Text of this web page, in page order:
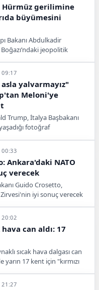
Hürmüz gerilimine
büyümesini
Bakanı Abdulkadir
jeopolitik
2026’nın ilk yarısında
açıkladı. Ocak-
yük elleçleme yüzde 1,5,
ise yüzde 1,3 arttı.
09:17
yalvarmayız"
Meloni'ye
Trump, İtalya Başbakanı
fotoğraf
kararı
00:33
Ankara'daki NATO
verecek
Guido Crosetto,
iyi sonuç verecek
20:02
can aldı: 17
sıcak hava dalgası can
yarın 17 kent için "kırmızı
21:27